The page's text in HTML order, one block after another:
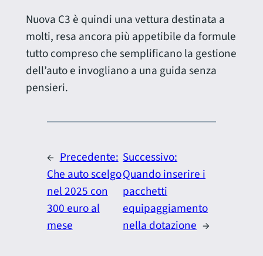
Nuova C3 è quindi una vettura destinata a
molti, resa ancora più appetibile da formule
tutto compreso che semplificano la gestione
dell’auto e invogliano a una guida senza
pensieri.
← Precedente:
Che auto scelgo
nel 2025 con
300 euro al
mese
Successivo:
Quando inserire i
pacchetti
equipaggiamento
nella dotazione →